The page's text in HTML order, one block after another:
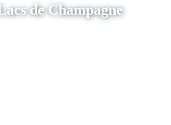
de Champagne